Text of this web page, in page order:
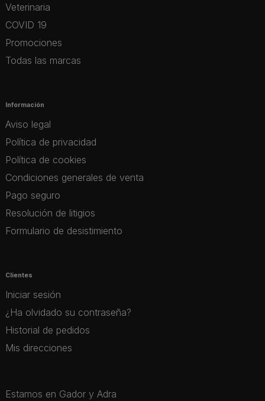
Veterinaria
COVID 19
Promociones
Todas las marcas
Información
Aviso legal
Política de privacidad
Política de cookies
Condiciones generales de venta
Pago seguro
Resolución de litigios
Formulario de desistimiento
Clientes
Iniciar sesión
¿Ha olvidado su contraseña?
Historial de pedidos
Mis direcciones
Estamos en Gador y Adra